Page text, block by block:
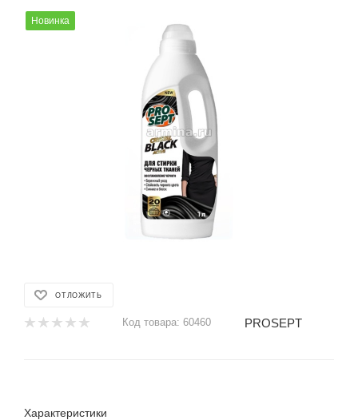
Новинка
ОТЛОЖИТЬ
Код товара: 60460 PROSEPT
Характеристики